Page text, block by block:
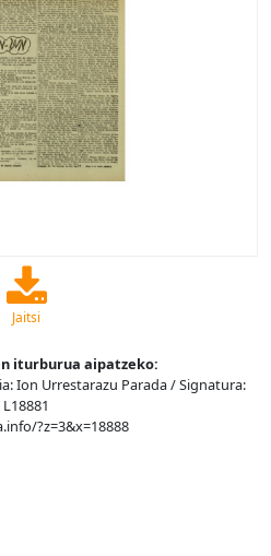
Jaitsi
iturburua aipatzeko:
Ion Urrestarazu Parada / Signatura:
L18881
?z=3&x=18888